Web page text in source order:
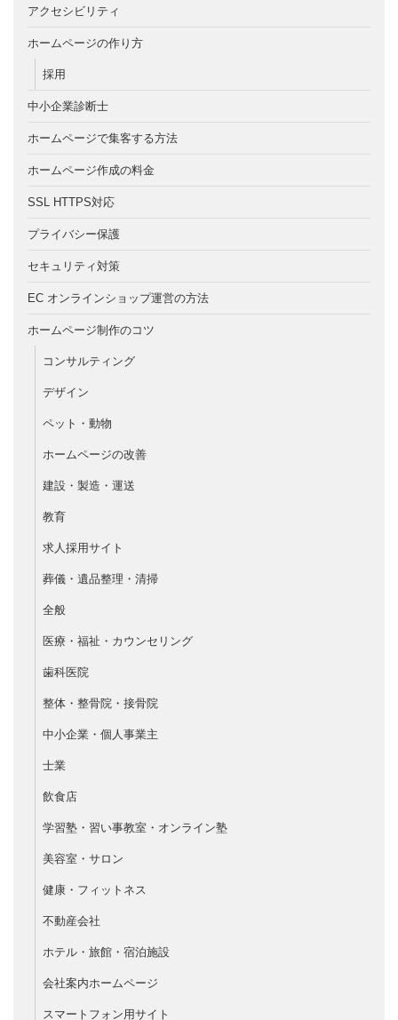
アクセシビリティ
ホームページの作り方
採用
中小企業診断士
ホームページで集客する方法
ホームページ作成の料金
SSL HTTPS対応
プライバシー保護
セキュリティ対策
EC オンラインショップ運営の方法
ホームページ制作のコツ
コンサルティング
デザイン
ペット・動物
ホームページの改善
建設・製造・運送
教育
求人採用サイト
葬儀・遺品整理・清掃
全般
医療・福祉・カウンセリング
歯科医院
整体・整骨院・接骨院
中小企業・個人事業主
士業
飲食店
学習塾・習い事教室・オンライン塾
美容室・サロン
健康・フィットネス
不動産会社
ホテル・旅館・宿泊施設
会社案内ホームページ
スマートフォン用サイト